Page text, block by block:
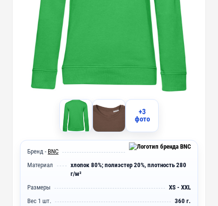
+3
фото
Бренд - BNC
Материал
хлопок 80%; полиэстер 20%, плотность 280
г/м²
Размеры
XS - XXL
Вес 1 шт.
360 г.